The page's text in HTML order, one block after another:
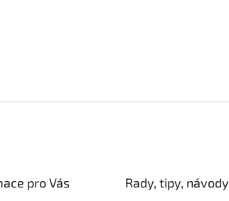
pro Vás Rady, tipy, návody